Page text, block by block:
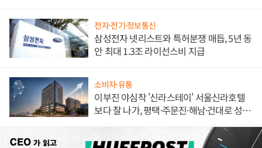
전자·전기·정보통신
삼성전자 넷리스트와 특허분쟁 매듭, 5년 동
안 최대 1.3조 라이선스비 지급
소비자·유통
이부진 야심작 '신라스테이' 서울신라호텔
보다 잘 나가, 평택·주문진·해남·건대로 성